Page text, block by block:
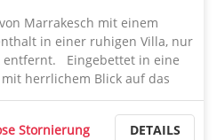
Marrakesch mit einem
in einer ruhigen Villa, nur
entfernt. Eingebettet in eine
herrlichem Blick auf das
Stornierung DETAILS